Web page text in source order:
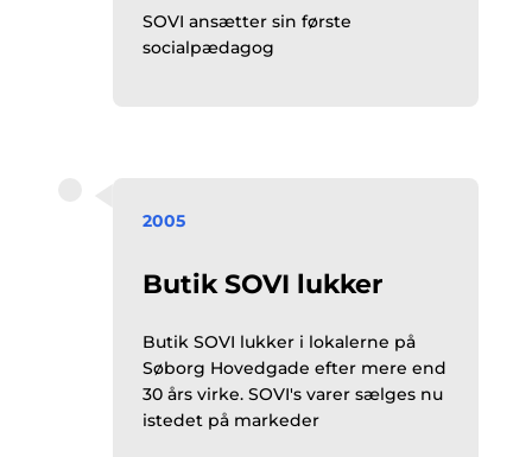
SOVI ansætter sin første
socialpædagog
2005
Butik SOVI lukker
Butik SOVI lukker i lokalerne på
Søborg Hovedgade efter mere end
30 års virke. SOVI's varer sælges nu
istedet på markeder